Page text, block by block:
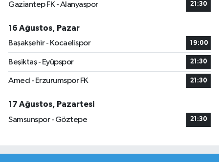
Gaziantep FK - Alanyaspor 21:30
16 Ağustos, Pazar
Başakşehir - Kocaelispor
19:00
Beşiktaş - Eyüpspor 21:30
Amed - Erzurumspor FK 21:30
17 Ağustos, Pazartesi
Samsunspor - Göztepe
21:30